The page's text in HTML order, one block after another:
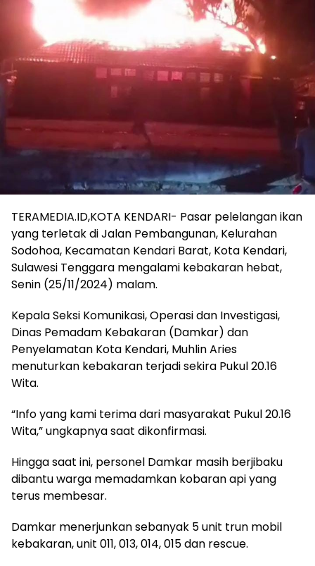
TERAMEDIA.ID,KOTA KENDARI- Pasar pelelangan ikan
yang terletak di Jalan Pembangunan, Kelurahan
Sodohoa, Kecamatan Kendari Barat, Kota Kendari,
Sulawesi Tenggara mengalami kebakaran hebat,
Senin (25/11/2024) malam.
Kepala Seksi Komunikasi, Operasi dan Investigasi,
Dinas Pemadam Kebakaran (Damkar) dan
Penyelamatan Kota Kendari, Muhlin Aries
menuturkan kebakaran terjadi sekira Pukul 20.16
Wita.
“Info yang kami terima dari masyarakat Pukul 20.16
Wita,” ungkapnya saat dikonfirmasi.
Hingga saat ini, personel Damkar masih berjibaku
dibantu warga memadamkan kobaran api yang
terus membesar.
Damkar menerjunkan sebanyak 5 unit trun mobil
kebakaran, unit 011, 013, 014, 015 dan rescue.